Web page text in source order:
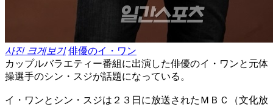
사진 크게보기 俳優のイ・ワン
カップルバラエティー番組に出演した俳優のイ・ワンと元体
操選手のシン・スジが話題になっている。
イ・ワンとシン・スジは２３日に放送されたＭＢＣ（文化放